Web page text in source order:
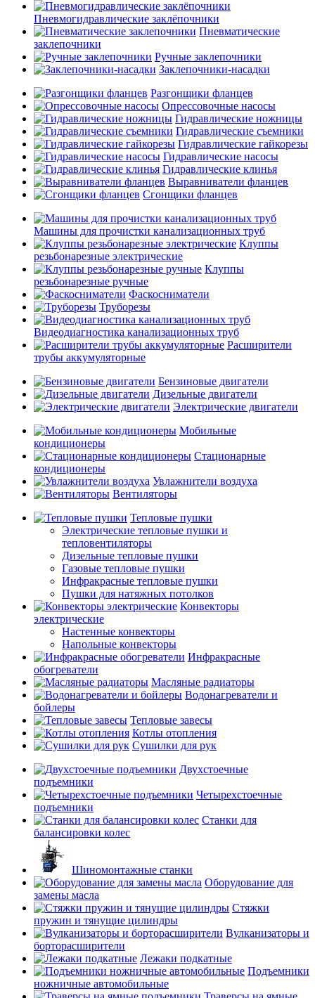
Пневмогидравлические заклёпочники
Пневматические
заклепочники
Ручные заклепочники
Заклепочники-насадки
Разгонщики фланцев
Опрессовочные насосы
Гидравлические ножницы
Гидравлические съемники
Гидравлические гайкорезы
Гидравлические насосы
Гидравлические клинья
Выравниватели фланцев
Сгонщики фланцев
Машины для прочистки канализационных труб
Клуппы
резьбонарезные электрические
Клуппы
резьбонарезные ручные
Фаскосниматели
Труборезы
Видеодиагностика канализационных труб
Расширители
трубы аккумуляторные
Бензиновые двигатели
Дизельные двигатели
Электрические двигатели
Мобильные
кондиционеры
Стационарные
кондиционеры
Увлажнители воздуха
Вентиляторы
Тепловые пушки
Электрические тепловые пушки и
тепловентиляторы
Дизельные тепловые пушки
Газовые тепловые пушки
Инфракрасные тепловые пушки
Пушки для натяжных потолков
Конвекторы
электрические
Настенные конвекторы
Напольные конвекторы
Инфракрасные
обогреватели
Масляные радиаторы
Водонагреватели и
бойлеры
Тепловые завесы
Котлы отопления
Сушилки для рук
Двухстоечные
подъемники
Четырехстоечные
подъемники
Станки для
балансировки колес
Шиномонтажные станки
Оборудование для
замены масла
Стяжки
пружин и тянущие цилиндры
Вулканизаторы и
борторасширители
Лежаки подкатные
Подъемники
ножничные автомобильные